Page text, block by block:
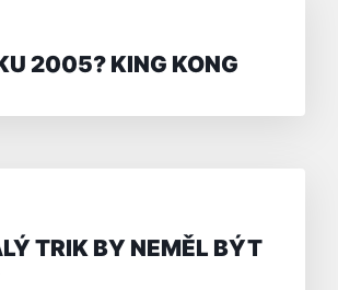
2005? KING KONG
TRIK BY NEMĚL BÝT